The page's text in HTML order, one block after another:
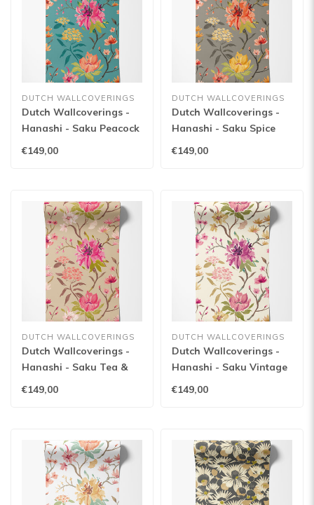
DUTCH WALLCOVERINGS
Dutch Wallcoverings -
Hanashi - Saku Peacock
& Rose - HAN50152W
€149,00
DUTCH WALLCOVERINGS
Dutch Wallcoverings -
Hanashi - Saku Spice
Mix - HAN50151W
€149,00
DUTCH WALLCOVERINGS
Dutch Wallcoverings -
Hanashi - Saku Tea &
Rose - HAN50149W
€149,00
DUTCH WALLCOVERINGS
Dutch Wallcoverings -
Hanashi - Saku Vintage
Plum - HAN50148W
€149,00